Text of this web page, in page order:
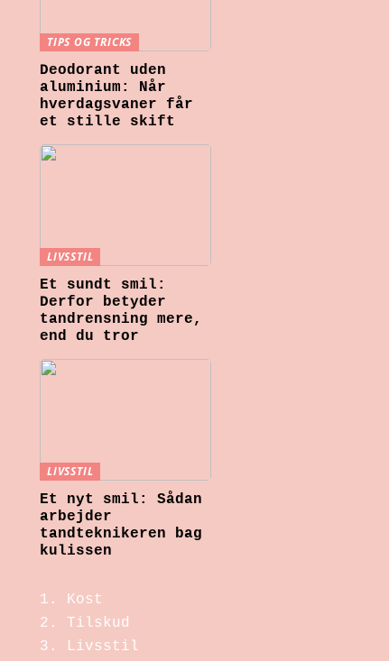
TIPS OG TRICKS
Deodorant uden
aluminium: Når
hverdagsvaner får
et stille skift
LIVSSTIL
Et sundt smil:
Derfor betyder
tandrensning mere,
end du tror
LIVSSTIL
Et nyt smil: Sådan
arbejder
tandteknikeren bag
kulissen
Kost
Tilskud
Livsstil